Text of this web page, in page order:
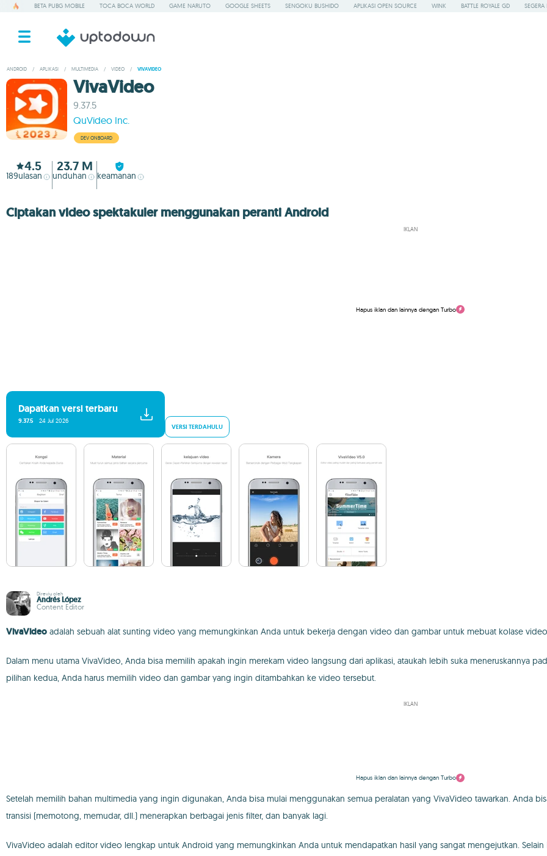
BETA PUBG MOBILE TOCA BOCA WORLD GAME NARUTO GOOGLE SHEETS SENGOKU BUSHIDO APLIKASI OPEN SOURCE WINK BATTLE ROYALE GD SEGERA
ANDROID / APLIKASI / MULTIMEDIA / VIDEO / VIVAVIDEO
VivaVideo
9.37.5
QuVideo Inc.
DEV ONBOARD
4.5
189ulasan
23.7 M
unduhan keamanan
Ciptakan video spektakuler menggunakan peranti Android
IKLAN
Hapus iklan dan lainnya dengan Turbo
Dapatkan versi terbaru
9.37.5 24 Jul 2026
VERSI TERDAHULU
Direviu oleh
Andrés López
Content Editor
VivaVideo adalah sebuah alat sunting video yang memungkinkan Anda untuk bekerja dengan video dan gambar untuk mebuat kolase
Dalam menu utama VivaVideo, Anda bisa memilih apakah ingin merekam video langsung dari aplikasi, ataukah lebih suka meneruskannya
pilihan kedua, Anda harus memilih video dan gambar yang ingin ditambahkan ke video tersebut.
IKLAN
Hapus iklan dan lainnya dengan Turbo
Setelah memilih bahan multimedia yang ingin digunakan, Anda bisa mulai menggunakan semua peralatan yang VivaVideo tawarkan. Anda
transisi (memotong, memudar, dll.) menerapkan berbagai jenis filter, dan banyak lagi.
VivaVideo adalah editor video lengkap untuk Android yang memungkinkan Anda untuk mendapatkan hasil yang sangat mengejutkan.